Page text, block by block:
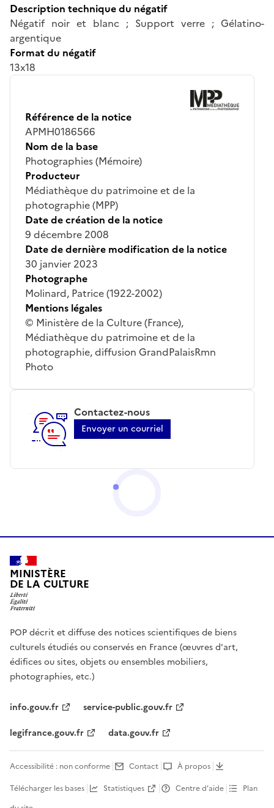
Description technique du négatif
Négatif noir et blanc ; Support verre ; Gélatino-
argentique
Format du négatif
13x18
Référence de la notice
APMH0186566
Nom de la base
Photographies (Mémoire)
Producteur
Médiathèque du patrimoine et de la
photographie (MPP)
Date de création de la notice
9 décembre 2008
Date de dernière modification de la notice
30 janvier 2023
Photographe
Molinard, Patrice (1922-2002)
Mentions légales
© Ministère de la Culture (France),
Médiathèque du patrimoine et de la
photographie, diffusion GrandPalaisRmn
Photo
Contactez-nous
Envoyer un courriel
MINISTÈRE
DE LA CULTURE
POP décrit et diffuse des notices scientifiques de biens
culturels étudiés ou conservés en France (œuvres d'art,
édifices ou sites, objets ou ensembles mobiliers,
photographies, etc.)
info.gouv.fr
service-public.gouv.fr
legifrance.gouv.fr
data.gouv.fr
Accessibilité : non conforme Contact
À propos
Télécharger les bases
Statistiques Centre d’aide
Plan